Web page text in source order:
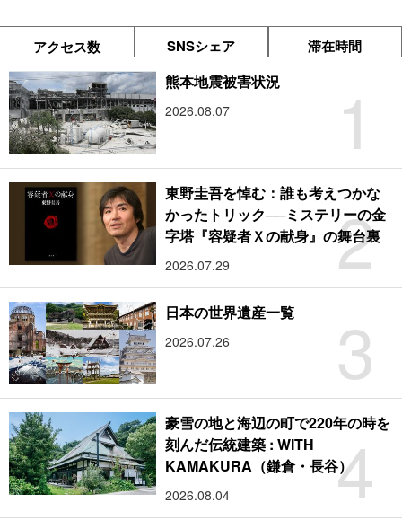
アクセス数 SNSシェア 滞在時間
1
熊本地震被害状況
2026.08.07
2
東野圭吾を悼む：誰も考えつかな
かったトリック──ミステリーの金
字塔『容疑者Ｘの献身』の舞台裏
2026.07.29
3
日本の世界遺産一覧
2026.07.26
4
豪雪の地と海辺の町で220年の時を
刻んだ伝統建築 : WITH
KAMAKURA（鎌倉・長谷）
2026.08.04